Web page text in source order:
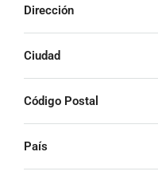
Dirección
Ciudad
Código Postal
País